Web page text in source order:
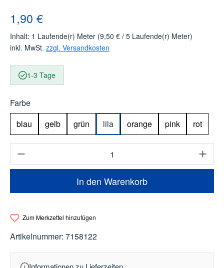
Regulärer Preis:
1,90 €
Inhalt: 1 Laufende(r) Meter (9,50 € / 5 Laufende(r) Meter)
inkl. MwSt. zzgl. Versandkosten
1-3 Tage
Farbeauswählen
blau
gelb grün lila orange pink rot
Produkt Anzahl: Gib den gewünschten
In den Warenkorb
Zum Merkzettel hinzufügen
Artikelnummer: 7158122